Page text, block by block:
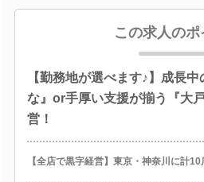
この求人のポ
【勤務地が選べます♪】成長
な』or手厚い支援が揃う『大
営！
【全店で黒字経営】東京・神奈川に計10